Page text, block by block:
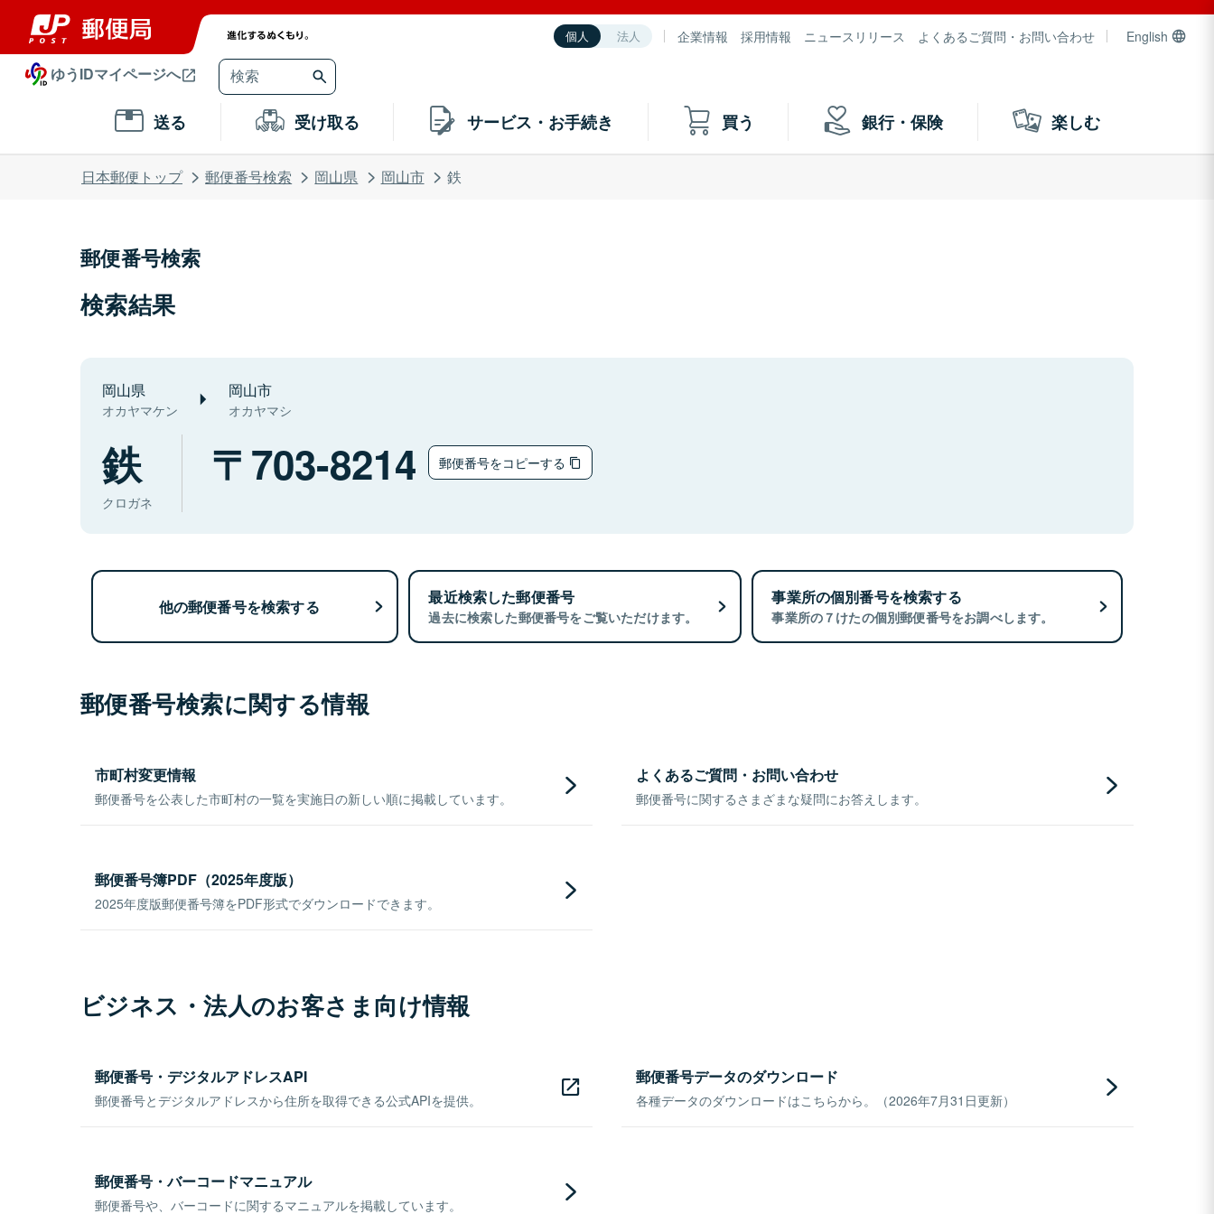
個人 法人 企業情報 採用情報 ニュースリリース よくあるご質問・お問い合わせ English
ゆうIDマイページへ
送る 受け取る サービス・お手続き 買う 銀行・保険 楽しむ
日本郵便トップ 郵便番号検索 岡山県 岡山市 鉄
郵便番号検索
検索結果
岡山県
オカヤマケン
岡山市
オカヤマシ
鉄
クロガネ
703-8214 郵便番号をコピーする
他の郵便番号を検索する 最近検索した郵便番号
過去に検索した郵便番号をご覧いただけます。
事業所の個別番号を検索する
事業所の７けたの個別郵便番号をお調べします。
郵便番号検索に関する情報
市町村変更情報
郵便番号を公表した市町村の一覧を実施日の新しい順に掲載しています。
よくあるご質問・お問い合わせ
郵便番号に関するさまざまな疑問にお答えします。
郵便番号簿PDF（2025年度版）
2025年度版郵便番号簿をPDF形式でダウンロードできます。
ビジネス・法人のお客さま向け情報
郵便番号・デジタルアドレスAPI
郵便番号とデジタルアドレスから住所を取得できる公式APIを提供。
郵便番号データのダウンロード
各種データのダウンロードはこちらから。（2026年7月31日更新）
郵便番号・バーコードマニュアル
郵便番号や、バーコードに関するマニュアルを掲載しています。